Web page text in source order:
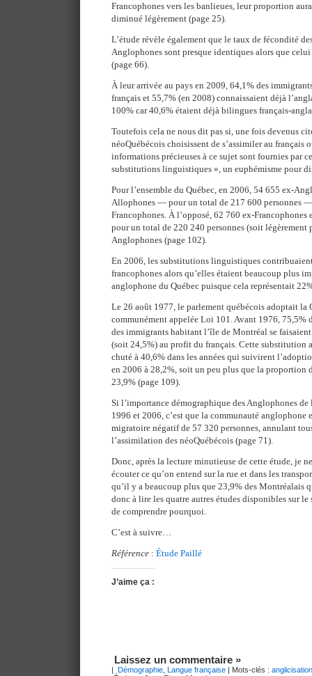
Francophones vers les banlieues, leur proportion
diminué légèrement (page 25).
L’étude révèle également que le taux de fécondité
Anglophones sont presque identiques alors que
(page 66).
À leur arrivée au pays en 2009, 64,1% des
français et 55,7% (en 2008) connaissaient déjà
100% car 40,6% étaient déjà bilingues français-
Toutefois cela ne nous dit pas si, une fois devenus
néoQuébécois choisissent de s’assimiler au français
informations précieuses à ce sujet sont fournies par
substitutions linguistiques », un euphémisme pour
Pour l’ensemble du Québec, en 2006, 54 655 ex-
Allophones — pour un total de 217 600 personnes
Francophones. À l’opposé, 62 760 ex-
pour un total de 220 240 personnes (soit
Anglophones (page 102).
En 2006, les substitutions linguistiques
francophones alors qu’elles étaient beaucoup plus
anglophone du Québec puisque cela représentait
Le 26 août 1977, le parlement québécois adoptait la
communément appelée Loi 101. Avant 1976,
des immigrants habitant l’île de Montréal se
(soit 24,5%) au profit du français. Cette substitution
chuté à 40,6% dans les années qui suivirent
en 2006 à 28,2%, soit un peu plus que la proportion
23,9% (page 109).
Si l’importance démographique des Anglophones de
1996 et 2006, c’est que la communauté anglophone
migratoire négatif de 57 320 personnes, annulant
l’assimilation des néoQuébécois (page 71).
Donc, après la lecture minutieuse de cette étude, je
écouter ce qu’on entend sur la rue et dans les
qu’il y a beaucoup plus que 23,9% des Montréalais
donc à lire les quatre autres études disponibles sur le
de comprendre pourquoi.
C’est à suivre…
Référence : Étude Paillé
J’aime ça :
Laissez un commentaire »
| Démographie Langue française | Mots-clés :